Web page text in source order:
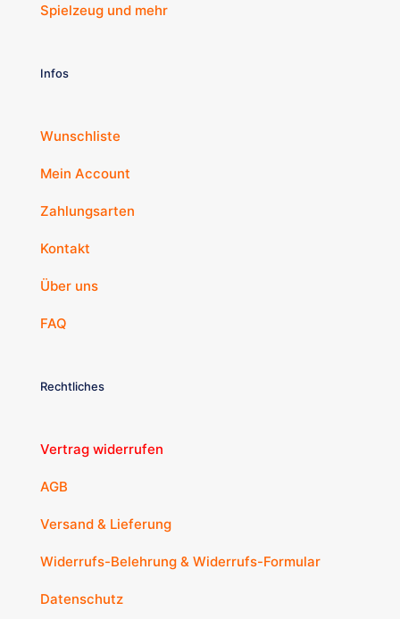
Spielzeug und mehr
Infos
Wunschliste
Mein Account
Zahlungsarten
Kontakt
Über uns
FAQ
Rechtliches
Vertrag widerrufen
AGB
Versand & Lieferung
Widerrufs-Belehrung & Widerrufs-Formular
Datenschutz